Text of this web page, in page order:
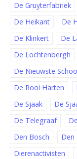
De Gruyterfabriek
De Heikant
De
De Klinkert
De
De Lochtenbergh
De Nieuwste
De Rooi Harten
De Sjaak
De
De Telegraaf
Den Bosch
Den
Dierenactivisten